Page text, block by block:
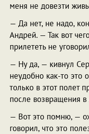
меня не довезти
— Да нет, не надо,
Андрей. — Так вот
прилететь не
— Ну да, — кивнул
неудобно как-то это
только в этот полет
после возвращения
— Вот это помню, —
говорил, что это